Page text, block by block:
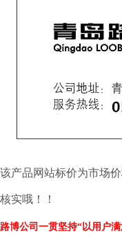
该产品网站标价为市场
核实哦！！
路博公司一贯坚持“以用户